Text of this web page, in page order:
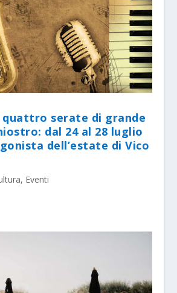
quattro serate di grande
dal 24 al 28 luglio
dell’estate di Vico
, Eventi